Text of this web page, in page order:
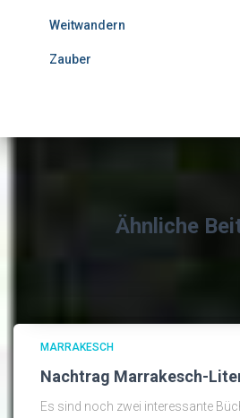
Weitwandern
Zauber
Ähnliche
MARRAKESCH
Nachtrag Marrakesch-
Es sind noch zwei interessante